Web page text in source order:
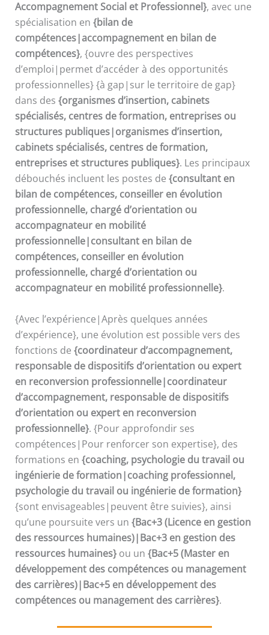
Accompagnement Social et Professionnel}, avec une
spécialisation en {bilan de
compétences|accompagnement en bilan de
compétences}, {ouvre des perspectives
d’emploi|permet d’accéder à des opportunités
professionnelles} {à gap|sur le territoire de gap}
dans des {organismes d’insertion, cabinets
spécialisés, centres de formation, entreprises ou
structures publiques|organismes d’insertion,
cabinets spécialisés, centres de formation,
entreprises et structures publiques}. Les principaux
débouchés incluent les postes de {consultant en
bilan de compétences, conseiller en évolution
professionnelle, chargé d’orientation ou
accompagnateur en mobilité
professionnelle|consultant en bilan de
compétences, conseiller en évolution
professionnelle, chargé d’orientation ou
accompagnateur en mobilité professionnelle}.
{Avec l’expérience|Après quelques années
d’expérience}, une évolution est possible vers des
fonctions de {coordinateur d’accompagnement,
responsable de dispositifs d’orientation ou expert
en reconversion professionnelle|coordinateur
d’accompagnement, responsable de dispositifs
d’orientation ou expert en reconversion
professionnelle}. {Pour approfondir ses
compétences|Pour renforcer son expertise}, des
formations en {coaching, psychologie du travail ou
ingénierie de formation|coaching professionnel,
psychologie du travail ou ingénierie de formation}
{sont envisageables|peuvent être suivies}, ainsi
qu’une poursuite vers un {Bac+3 (Licence en gestion
des ressources humaines)|Bac+3 en gestion des
ressources humaines}ou un {Bac+5 (Master en
développement des compétences ou management
des carrières)|Bac+5 en développement des
compétences ou management des carrières}.